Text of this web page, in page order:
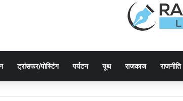
ट्रांसफर/पोस्टिंग पर्यटन यूथ राजकाज राजनीति